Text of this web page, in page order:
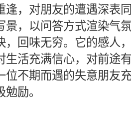
逢，对朋友的遭遇深表
景，以问答方式渲染气
，回味无穷。它的感人
生活充满信心，对前途
位不期而遇的失意朋友
励。